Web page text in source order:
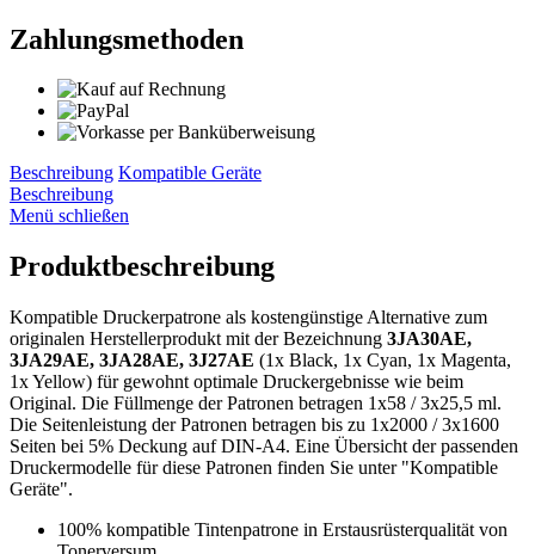
Zahlungsmethoden
Beschreibung Kompatible Geräte
Beschreibung
Menü schließen
Produktbeschreibung
Kompatible Druckerpatrone als kostengünstige Alternative zum
originalen Herstellerprodukt mit der Bezeichnung 3JA30AE,
3JA29AE, 3JA28AE, 3J27AE (1x Black, 1x Cyan, 1x Magenta,
1x Yellow) für gewohnt optimale Druckergebnisse wie beim
Original. Die Füllmenge der Patronen betragen 1x58 / 3x25,5 ml.
Die Seitenleistung der Patronen betragen bis zu 1x2000 / 3x1600
Seiten bei 5% Deckung auf DIN-A4. Eine Übersicht der passenden
Druckermodelle für diese Patronen finden Sie unter "Kompatible
Geräte".
100% kompatible Tintenpatrone in Erstausrüsterqualität von